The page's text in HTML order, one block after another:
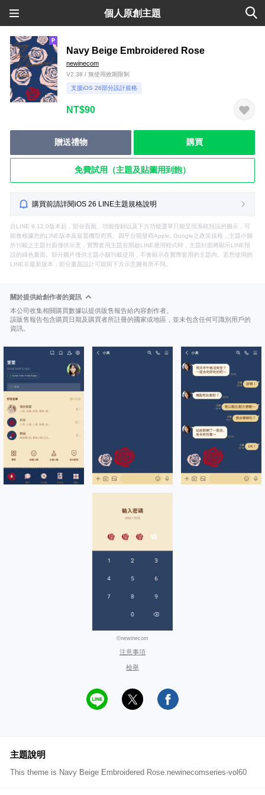
個人原創主題
Navy Beige Embroidered Rose
newinecom
V2.38 / 無使用效期限制
支援iOS 26部分設計規格
NT$90
贈送禮物 購買
免費試用（主題及貼圖用到飽）
購買前請詳閱iOS 26 LINE主題規格說明
自LINE 9.12.0版本起，部分頁面、功能按鈕以及下方功能選單只能呈現系統預設的圖示，可
能會根據您的LINE版本及裝置機型而異。因平台開發商Apple, Google之政策規格，主題小舖
所刊載之主題封面僅供示意，實際套用主題並開啟LINE應用程式時，主題封面將顯示LINE預
設的綠色畫面。部分圖片僅供主題小舖刊載使用，不會顯示在實際套用的主題內。若您使用的
LINE非最新版本，部分畫面設計可能與下方示意圖有所不同。
關於提供給創作者的資訊
本公司收集相關購買數據以提供販售報告給內容創作者。
該販售報告包含購買日期及購買者所註冊的國家或地區，並未包含任何可識別用戶的
資訊。
©newinecom
注意事項
檢舉
主題說明
This theme is Navy Beige Embroidered Rose.newinecomseries-vol60